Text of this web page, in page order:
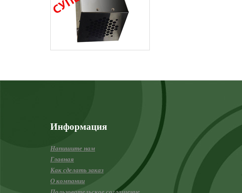
Информация
Напишите нам
Главная
Как сделать заказ
О компании